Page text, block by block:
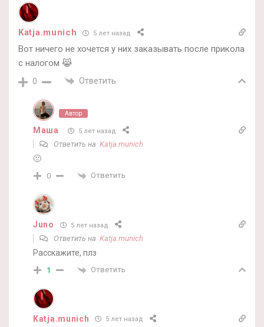
Katja.munich 5 лет назад
Вот ничего не хочется у них заказывать после прикола
с налогом 😹
0 Ответить
Автор
Маша 5 лет назад
Ответить на Katja.munich
🙁
0 Ответить
Juno 5 лет назад
Ответить на Katja.munich
Расскажите, плз
1 Ответить
Katja.munich 5 лет назад